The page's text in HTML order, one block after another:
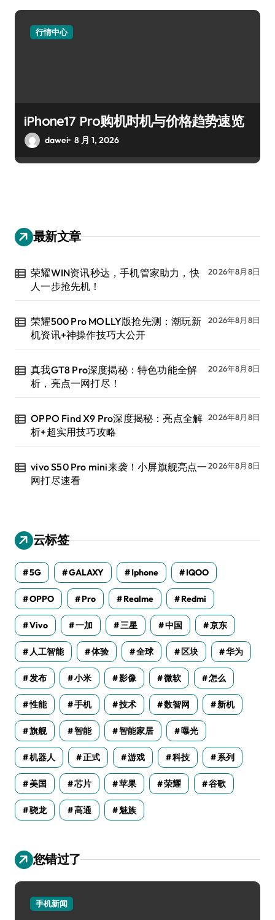
行情中心
iPhone17 Pro购机时机与价格趋势速览
dawei 8 月 1, 2026
最新文章
荣耀WIN资讯秒达，手机管家助力，快
人一步抢先机！
2026年8月8日
荣耀500 Pro MOLLY版抢先测：潮玩新
机资讯+神操作技巧大公开
2026年8月8日
真我GT8 Pro深度揭秘：特色功能全解
析，亮点一网打尽！
2026年8月8日
OPPO Find X9 Pro深度揭秘：亮点全解
析+超实用技巧攻略
2026年8月8日
vivo S50 Pro mini来袭！小屏旗舰亮点一
网打尽速看
2026年8月8日
云标签
5G GALAXY Iphone IQOO
OPPO Pro Realme Redmi
Vivo 一加 三星 中国 京东
人工智能 体验 全球 区块 华为
发布 小米 影像 微软 怎么
性能 手机 技术 数智网 新机
旗舰 智能 智能家居 曝光
机器人 正式 游戏 科技 系列
美国 芯片 苹果 荣耀 谷歌
骁龙 高通 魅族
您错过了
手机新闻